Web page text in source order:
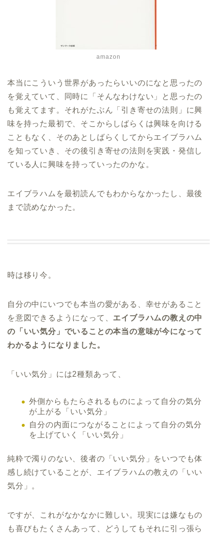
amazon
本当にこういう世界があったらいいのになと思ったの
を覚えていて、同時に「そんなわけない」と思ったの
も覚えてます。それがたぶん「引き寄せの法則」に興
味を持った最初で、そこからしばらくは興味を向ける
こともなく、そのあとしばらくしてからエイブラハム
を知っていき、その後引き寄せの法則を実践・発信し
ている人に興味を持っていったのかな。
エイブラハムを最初読んでもわからなかったし、最後
まで読めなかった。
時は移り今。
自分の中にいつでも本当の愛がある、幸せがあること
を意図できるようになって、 エイブラハムの教えの中
の「いい気分」でいることの本当の意味が今になって
わかるようになりました。
「いい気分」には2種類あって、
外側からもたらされるものによって自分の気分
が上がる「いい気分」
自分の内面につながることによって自分の気分
を上げていく「いい気分」
純粋で濁りのない、後者の「いい気分」をいつでも体
感し続けていることが、エイブラハムの教えの「いい
気分」。
ですが、これがなかなかに難しい。現実には嫌なもの
も喜びもたくさんあって、どうしてもそれに引っ張ら